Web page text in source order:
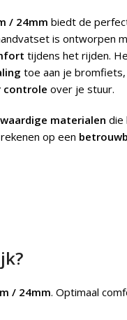
/ 24mm biedt de
is ontworpen
tijdens het rijden.
toe aan je
controle over je stuur.
materialen die
op een
/ 24mm. Optimaal